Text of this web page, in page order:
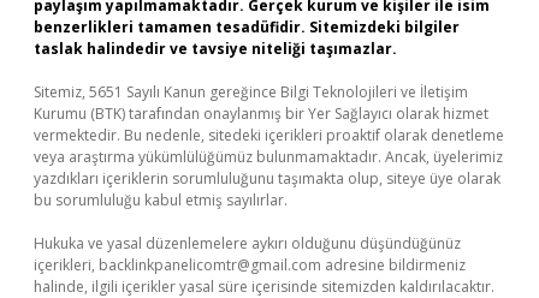
paylaşım yapılmamaktadır. Gerçek kurum ve kişiler ile isim
benzerlikleri tamamen tesadüfidir. Sitemizdeki bilgiler
taslak halindedir ve tavsiye niteliği taşımazlar.
Sitemiz, 5651 Sayılı Kanun gereğince Bilgi Teknolojileri ve İletişim
Kurumu (BTK) tarafından onaylanmış bir Yer Sağlayıcı olarak hizmet
vermektedir. Bu nedenle, sitedeki içerikleri proaktif olarak denetleme
veya araştırma yükümlülüğümüz bulunmamaktadır. Ancak, üyelerimiz
yazdıkları içeriklerin sorumluluğunu taşımakta olup, siteye üye olarak
bu sorumluluğu kabul etmiş sayılırlar.
Hukuka ve yasal düzenlemelere aykırı olduğunu düşündüğünüz
içerikleri, backlinkpanelicomtr@gmail.com adresine bildirmeniz
halinde, ilgili içerikler yasal süre içerisinde sitemizden kaldırılacaktır.